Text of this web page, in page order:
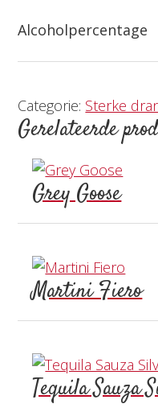
Alcoholpercentage
Categorie: Sterke
Gerelateerde
Grey Goose
Martini Fiero
Tequila Sauza